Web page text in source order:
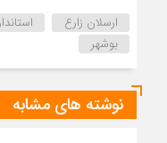
ارسلان زارع
بوشهر
نوشته های مشابه